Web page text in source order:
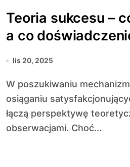
Teoria sukcesu –
a co
lis 20, 2025
W poszukiwaniu mechanizmów sprzyjających
osiąganiu
łączą perspektywę
obserwacjami. Choć...